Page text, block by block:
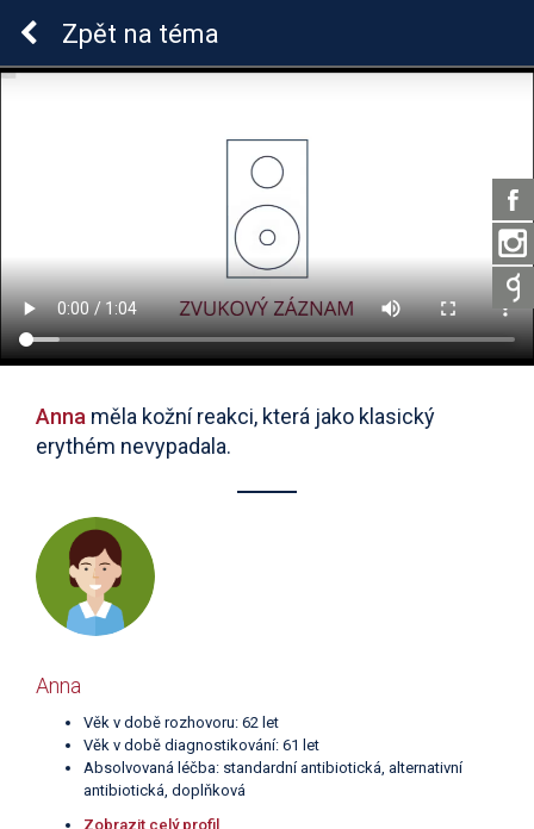
Lymeská borrelióza
Zpět na téma
Anna měla kožní reakci, která jako klasický
erythém nevypadala.
Anna
Věk v době rozhovoru: 62 let
Věk v době diagnostikování: 61 let
Absolvovaná léčba: standardní antibiotická, alternativní
antibiotická, doplňková
Zobrazit celý profil